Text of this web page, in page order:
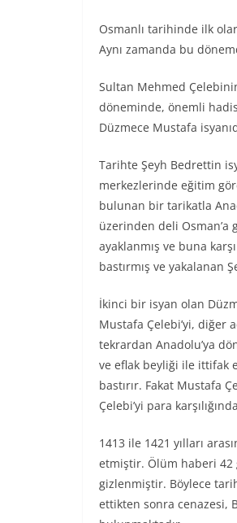
Osmanlı tarihinde ilk
Aynı zamanda bu
Sultan Mehmed
döneminde, önemli
Düzmece Mustafa
Tarihte Şeyh Bedrettin
merkezlerinde eğitim
bulunan bir tarikatla
üzerinden deli Osman’a
ayaklanmış ve buna
bastırmış ve yakalanan
İkinci bir isyan olan
Mustafa Çelebi’yi, diğer
tekrardan Anadolu’ya
ve eflak beyliği ile ittifak
bastırır. Fakat Mustafa
Çelebi’yi para
1413 ile 1421 yılları
etmiştir. Ölüm haberi 42
gizlenmiştir. Böylece
ettikten sonra cenazesi,